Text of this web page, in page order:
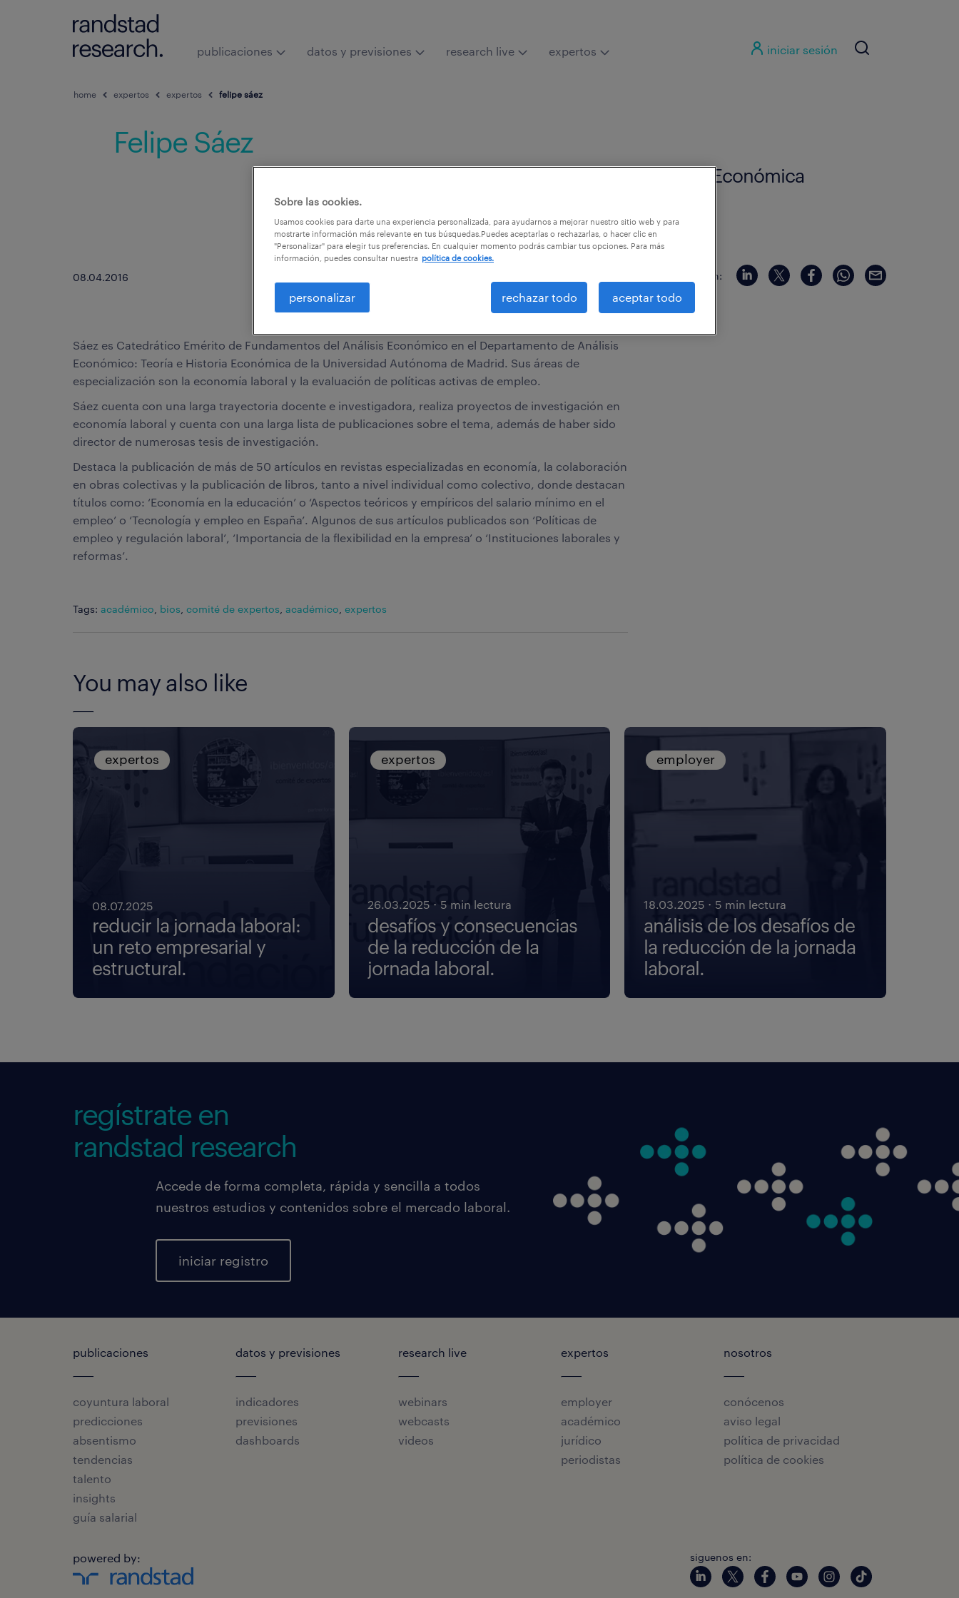
publicaciones datos y previsiones research live expertos iniciar sesión
home expertos expertos felipe sáez
Felipe Sáez
Catedrático Emérito de Teoría Económica
08.04.2016 compartir en:
Sáez es Catedrático Emérito de Fundamentos del Análisis Económico en el Departamento de Análisis
Económico: Teoría e Historia Económica de la Universidad Autónoma de Madrid. Sus áreas de
especialización son la economía laboral y la evaluación de políticas activas de empleo.
Sáez cuenta con una larga trayectoria docente e investigadora, realiza proyectos de investigación en
economía laboral y cuenta con una larga lista de publicaciones sobre el tema, además de haber sido
director de numerosas tesis de investigación.
Destaca la publicación de más de 50 artículos en revistas especializadas en economía, la colaboración
en obras colectivas y la publicación de libros, tanto a nivel individual como colectivo, donde destacan
títulos como: ‘Economía en la educación’ o ‘Aspectos teóricos y empíricos del salario mínimo en el
empleo’ o ‘Tecnología y empleo en España’. Algunos de sus artículos publicados son ‘Políticas de
empleo y regulación laboral’, ‘Importancia de la flexibilidad en la empresa’ o ‘Instituciones laborales y
reformas’.
Tags: académico bios comité de expertos académico expertos
You may also like
expertos
08.07.2025
reducir la jornada laboral:
un reto empresarial y
estructural.
expertos
26.03.2025 · 5 min lectura
desafíos y consecuencias
de la reducción de la
jornada laboral.
employer
18.03.2025 · 5 min lectura
análisis de los desafíos de
la reducción de la jornada
laboral.
regístrate en
randstad research
Accede de forma completa, rápida y sencilla a todos
nuestros estudios y contenidos sobre el mercado laboral.
iniciar registro
publicaciones
coyuntura laboral
predicciones
absentismo
tendencias
talento
insights
guía salarial
datos y previsiones
indicadores
previsiones
dashboards
research live
webinars
webcasts
videos
expertos
employer
académico
jurídico
periodistas
nosotros
conócenos
aviso legal
política de privacidad
política de cookies
powered by: siguenos en:
Sobre las cookies.
Usamos cookies para darte una experiencia personalizada, para ayudarnos a mejorar nuestro sitio web y para
mostrarte información más relevante en tus búsquedas.Puedes aceptarlas o rechazarlas, o hacer clic en
"Personalizar" para elegir tus preferencias. En cualquier momento podrás cambiar tus opciones. Para más
información, puedes consultar nuestra política de cookies.
personalizar rechazar todo aceptar todo